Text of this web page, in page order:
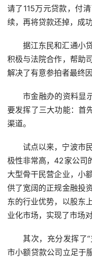
请了115万元贷款，付
续，再将贷款还掉，成
据江东民和汇通小
积极与法院合作，帮助
解决了有意参拍者最终
市金融办的资料显
要发挥了三大功能：首
渠道。
试点以来，宁波市
极性非常高，42家公司
大型骨干民营企业，小
供了宽阔的正规金融投
东的行业优势，以股东
业化市场，实现了市场
其次，充分发挥了
市小额贷款公司立足于